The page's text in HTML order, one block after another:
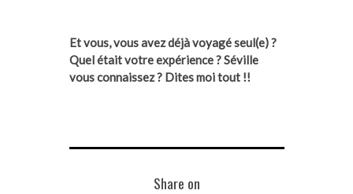
Et vous, vous avez déjà voyagé seul(e) ?
Quel était votre expérience ? Séville
vous connaissez ? Dites moi tout !!
Share on